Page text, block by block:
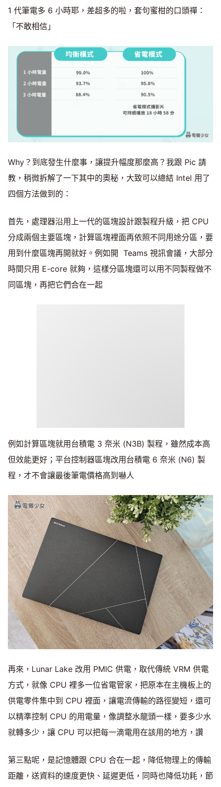
1 代筆電多 6 小時耶，差超多的啦，套句蜜柑的口頭禪：
「不敢相信」
Why？到底發生什麼事，讓提升幅度那麼高？我跟 Pic 請
教，稍微拆解了一下其中的奧秘，大致可以總結 Intel 用了
四個方法做到的：
首先，處理器沿用上一代的區塊設計跟製程升級，把 CPU
分成兩個主要區塊，計算區塊裡面再依照不同用途分區，要
用到什麼區塊再開就好。例如開 Teams 視訊會議，大部分
時間只用 E-core 就夠，這樣分區塊還可以用不同製程做不
同區塊，再把它們合在一起
例如計算區塊就用台積電 3 奈米 (N3B) 製程，雖然成本高
但效能更好；平台控制器區塊改用台積電 6 奈米 (N6) 製
程，才不會讓最後筆電價格高到嚇人
再來，Lunar Lake 改用 PMIC 供電，取代傳統 VRM 供電
方式，就像 CPU 裡多一位省電管家，把原本在主機板上的
供電零件集中到 CPU 裡面，讓電流傳輸的路徑變短，還可
以精準控制 CPU 的用電量，像調整水龍頭一樣，要多少水
就轉多少，讓 CPU 可以把每一滴電用在該用的地方，讚
第三點呢，是記憶體跟 CPU 合在一起，降低物理上的傳輸
距離，送資料的速度更快、延遲更低，同時也降低功耗，節